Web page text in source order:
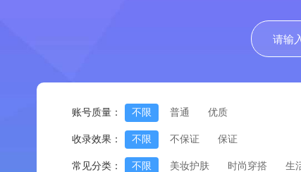
账号质量： 不限 普通 优质
收录效果： 不限 不保证 保证
常见分类： 不限 美妆护肤 时尚穿搭 生